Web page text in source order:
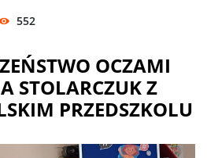
552
OCZAMI
STOLARCZUK Z
PRZEDSZKOLU